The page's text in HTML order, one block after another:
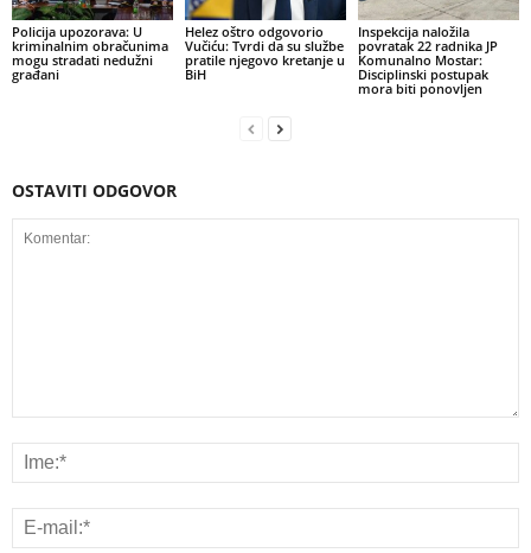
Policija upozorava: U
kriminalnim obračunima
mogu stradati nedužni
građani
Helez oštro odgovorio
Vučiću: Tvrdi da su službe
pratile njegovo kretanje u
BiH
Inspekcija naložila
povratak 22 radnika JP
Komunalno Mostar:
Disciplinski postupak
mora biti ponovljen
OSTAVITI ODGOVOR